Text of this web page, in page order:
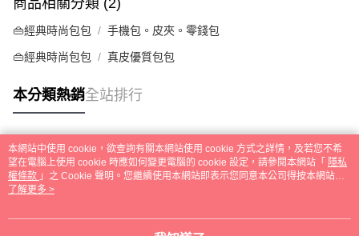
👜經典時尚包包 手機包。皮夾。零錢包
👜經典時尚包包 真皮優質包包
本分類熱銷全站排行
熱門標籤
本網站中使用 cookie，欲查詢有關本網站使用 cookie 方式之詳情，及若您不希
望在電腦上使用 cookie 時應如何變更電腦的 cookie 設定，請參閱本網站「 隱私
權條款 」之 Cookie 聲明。您繼續使用本網站即表示您同意本公司得按本網站使
用條款之 Cookie 聲明使用 cookie。
了解更多 >